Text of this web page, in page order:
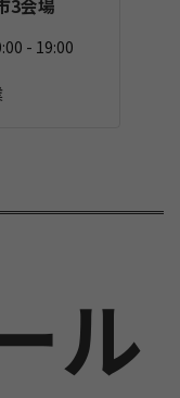
3会場
- 19:00
ル